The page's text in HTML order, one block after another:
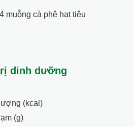
muỗng cà phê hạt tiêu
dinh dưỡng
(kcal)
(g)